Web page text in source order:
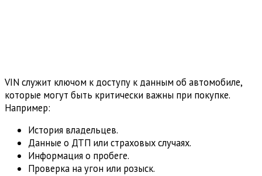
VIN служит ключом к доступу к данным об автомобиле,
которые могут быть критически важны при покупке.
Например:
История владельцев.
Данные о ДТП или страховых случаях.
Информация о пробеге.
Проверка на угон или розыск.